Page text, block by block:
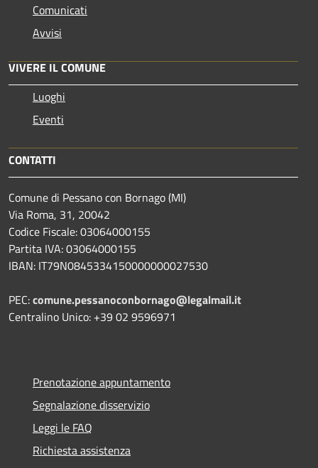
Comunicati
Avvisi
VIVERE IL COMUNE
Luoghi
Eventi
CONTATTI
Comune di Pessano con Bornago (MI)
Via Roma, 31, 20042
Codice Fiscale: 03064000155
Partita IVA: 03064000155
IBAN: IT79N0845334150000000027530
PEC:comune.pessanoconbornago@legalmail.it
Centralino Unico: +39 02 9596971
Prenotazione appuntamento
Segnalazione disservizio
Leggi le FAQ
Richiesta assistenza